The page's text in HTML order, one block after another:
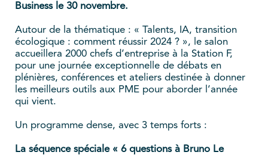
Business le 30 novembre.
Autour de la thématique : « Talents, IA, transition
écologique : comment réussir 2024 ? », le salon
accueillera 2000 chefs d’entreprise à la Station F,
pour une journée exceptionnelle de débats en
plénières, conférences et ateliers destinée à donner
les meilleurs outils aux PME pour aborder l’année
qui vient.
Un programme dense, avec 3 temps forts :
La séquence spéciale « 6 questions à Bruno Le